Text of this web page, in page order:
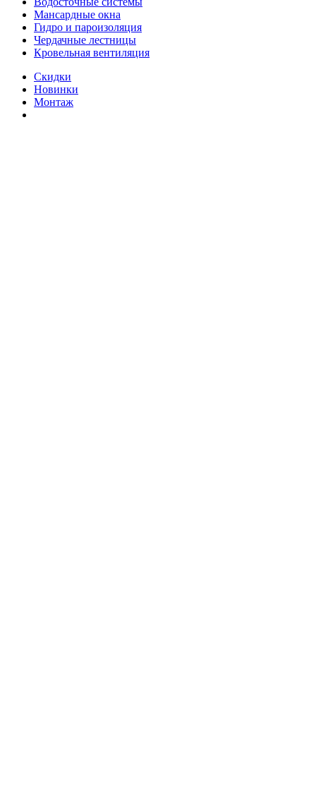
Мансардные окна
Гидро и пароизоляция
Чердачные лестницы
Кровельная вентиляция
Скидки
Новинки
Монтаж